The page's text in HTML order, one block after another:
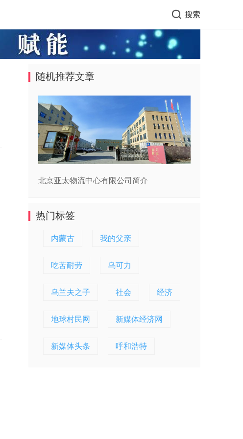
搜索
随机推荐文章
北京亚太物流中心有限公司简介
热门标签
内蒙古 我的父亲
吃苦耐劳 乌可力
乌兰夫之子 社会 经济
地球村民网 新媒体经济网
新媒体头条 呼和浩特